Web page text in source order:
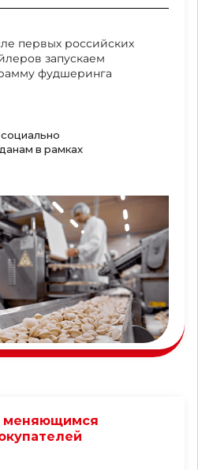
первых российских
запускаем
фудшеринга
в рамках
меняющимся